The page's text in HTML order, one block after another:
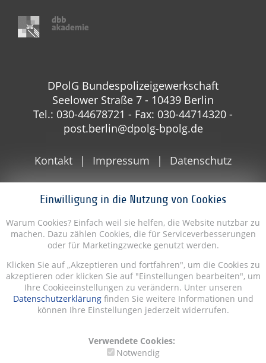
Einwilligung in die Nutzung von Cookies
Warum Cookies? Einfach weil sie helfen, die Website nutzbar zu
machen. Dazu zählen Cookies, die für Serviceverbesserungen
oder für Marketingzwecke genutzt werden.
Klicken Sie auf „Akzeptieren und fortfahren", um die Cookies zu
akzeptieren oder klicken Sie auf "Einstellungen bearbeiten", um
Ihre Cookieeinstellungen zu verändern. Unter unseren
Datenschutzerklärungfinden Sie weitere Informationen und
können Ihre Einstellungen jederzeit widerrufen.
Verwendete Cookies:
Notwendig
DPolG Bundespolizeigewerkschaft
Seelower Straße 7 - 10439 Berlin
Tel.: 030-44678721 - Fax: 030-44714320 -
post.berlin@dpolg-bpolg.de
Kontakt Impressum Datenschutz